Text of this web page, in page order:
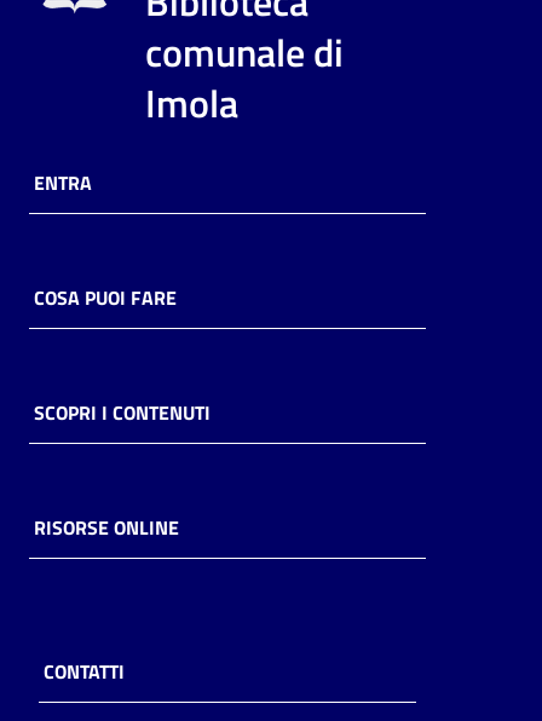
comunale di
Imola
ENTRA
COSA PUOI FARE
SCOPRI I CONTENUTI
RISORSE ONLINE
CONTATTI